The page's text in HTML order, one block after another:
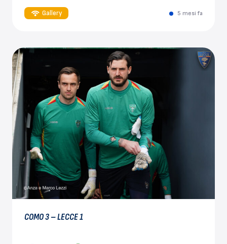
Gallery 5 mesi fa
COMO 3 – LECCE 1